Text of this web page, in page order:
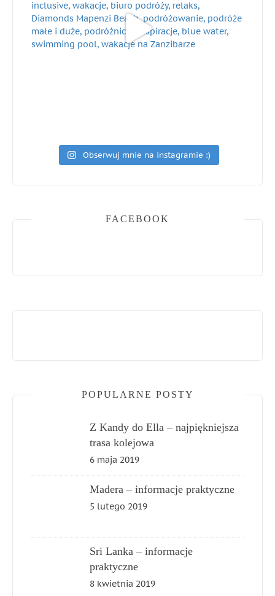
Obserwuj mnie na instagramie :)
FACEBOOK
POPULARNE POSTY
Z Kandy do Ella – najpiękniejsza
trasa kolejowa
6 maja 2019
Madera – informacje praktyczne
5 lutego 2019
Sri Lanka – informacje
praktyczne
8 kwietnia 2019